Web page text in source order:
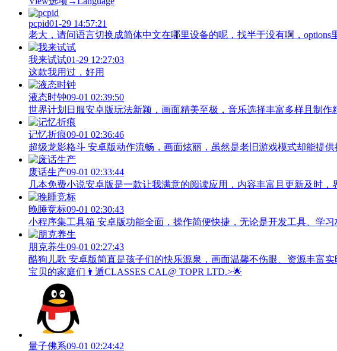
pcpid01-29 14:57:21
老大，请问语言切换成简体中文在哪里设备的呢，找半于没有啊，options
我来试试01-29 12:27:03
这款我用过，好用
液态时钟09-01 02:39:50
世界计划日服安卓版玩法新颖，画面精美至极，音乐选择丰富多样且制
记忆折痕09-01 02:36:46
超级龙影格斗 安卓版动作流畅，画面炫丽，虽然是老旧游戏模式却能提
废话生产09-01 02:33:44
几本免费小说安卓版是一款让我满意的阅读应用，内容丰富且更新及时
晚睡竞标09-01 02:30:43
小程序集工具箱 安卓版功能全面，操作简便快捷，无论是开发工具、学习
朋克养生09-01 02:27:43
酷狗儿歌 安卓版简直是孩子们的快乐源泉，画面温馨不伤眼、资源丰富
宝贝的家庭们👨‍遁️CLASSES CAL@ TOPR LTD.>🌟
量子佛系09-01 02:24:42